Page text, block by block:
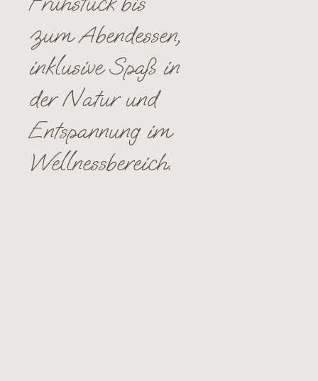
zum Abendessen,
inklusive Spaß in
der Natur und
Entspannung im
Wellnessbereich.